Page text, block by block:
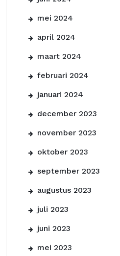
mei 2024
april 2024
maart 2024
februari 2024
januari 2024
december 2023
november 2023
oktober 2023
september 2023
augustus 2023
juli 2023
juni 2023
mei 2023